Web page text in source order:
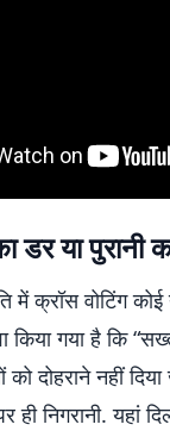
डर या पुरानी
में क्रॉस वोटिंग कोई
किया गया है कि
दोहराने नहीं
निगरानी. यहां